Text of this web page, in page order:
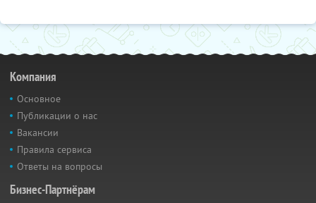
Компания
Основное
Публикации о нас
Вакансии
Правила сервиса
Ответы на вопросы
Бизнес-Партнёрам